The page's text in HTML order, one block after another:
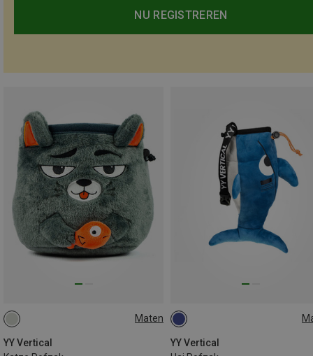
NU REGISTREREN
Maten
YY Vertical
ONE SIZE
YY Vertical
ONE SIZE